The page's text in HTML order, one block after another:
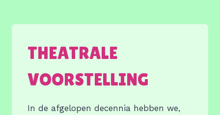
THEATRALE
VOORSTELLING
In de afgelopen decennia hebben we,